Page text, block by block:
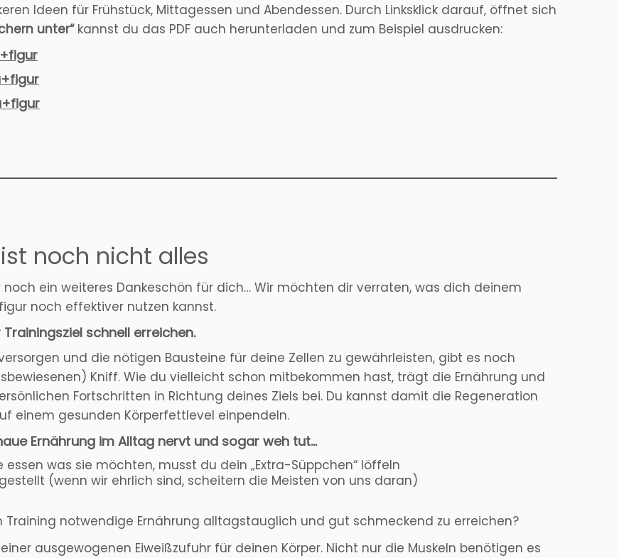
Ideen für Frühstück, Mittagessen und Abendessen. Durch Linksklick darauf, öffnet sich
unter“kannst du das PDF auch herunterladen und zum Beispiel ausdrucken:
noch nicht alles
ein weiteres Dankeschön für dich… Wir möchten dir verraten, was dich deinem
noch effektiver nutzen kannst.
schnell erreichen.
und die nötigen Bausteine für deine Zellen zu gewährleisten, gibt es noch
Kniff. Wie du vielleicht schon mitbekommen hast, trägt die Ernährung und
Fortschritten in Richtung deines Ziels bei. Du kannst damit die Regeneration
einem gesunden Körperfettlevel einpendeln.
Ernährung im Alltag nervt und sogar weh tut…
was sie möchten, musst du dein „Extra-Süppchen“ löffeln
(wenn wir ehrlich sind, scheitern die Meisten von uns daran)
notwendige Ernährung alltagstauglich und gut schmeckend zu erreichen?
ausgewogenen Eiweißzufuhr für deinen Körper. Nicht nur die Muskeln benötigen es